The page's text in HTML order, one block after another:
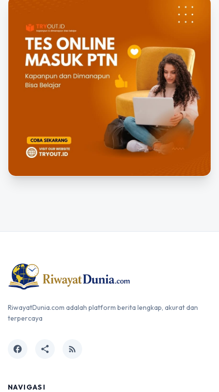
RiwayatDunia.com adalah platform berita lengkap, akurat dan
terpercaya
facebook share rss_feed
NAVIGASI